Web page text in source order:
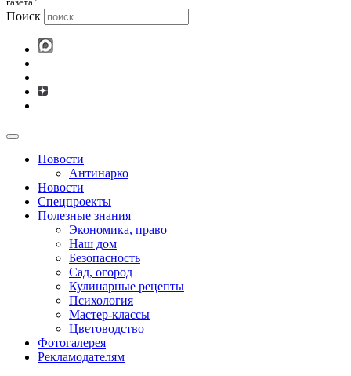
Поиск
Новости
Антинарко
Новости
Спецпроекты
Полезные знания
Экономика, право
Наш дом
Безопасность
Сад, огород
Кулинарные рецепты
Психология
Мастер-классы
Цветоводство
Фотогалерея
Рекламодателям